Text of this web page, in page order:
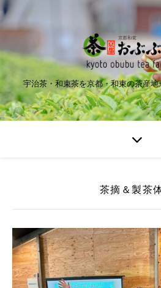
宇治茶・和束茶を京都・和束の茶産
茶摘＆製茶